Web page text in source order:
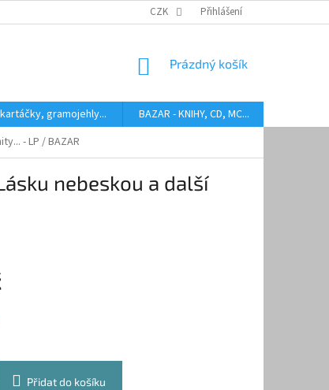
HODNOCENÍ STAVU BAZAROVÝCH LP AUDIOKAZETY ANEB
CZK Přihlášení
NÁKUPNÍ
Prázdný košík
gramojehly... BAZAR - KNIHY, CD, MC...
- LP / BAZAR
nebeskou a další
Přidat do košíku